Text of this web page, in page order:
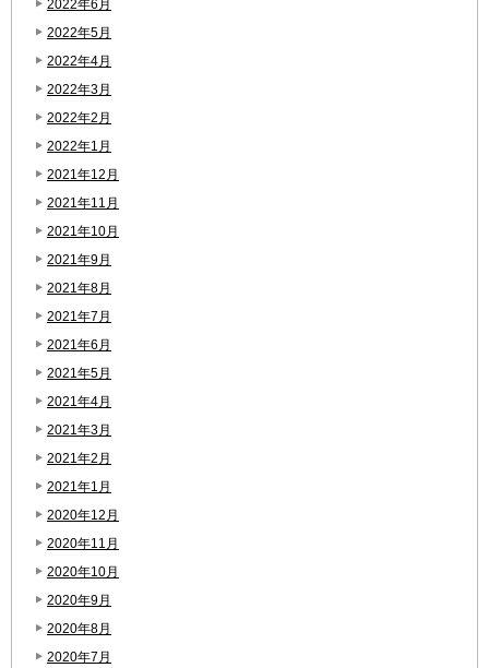
2022年6月
2022年5月
2022年4月
2022年3月
2022年2月
2022年1月
2021年12月
2021年11月
2021年10月
2021年9月
2021年8月
2021年7月
2021年6月
2021年5月
2021年4月
2021年3月
2021年2月
2021年1月
2020年12月
2020年11月
2020年10月
2020年9月
2020年8月
2020年7月